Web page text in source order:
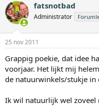
fatsnotbad
Administrator
25 nov 2011
Grappig poekie, dat idee
voorjaar. Het lijkt mij
de natuurwinkels/stukje in
Ik wil natuurlijk wel zoveel